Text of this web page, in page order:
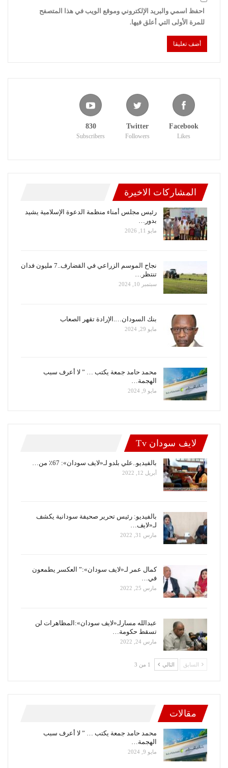
احفظ اسمي والبريد الإلكتروني وموقع الويب في هذا المتصفح
للمرة الأولى التي أعلق فيها.
Facebook
Likes
Twitter
Followers
830
Subscribers
المشاركات الاخيرة
رئيس مجلس أمناء منظمة الدعوة الإسلامية يشيد
بدور…
مايو 11, 2026
نجاح الموسم الزراعي في القضارف..7 مليون فدان
تنتظر…
سبتمبر 10, 2024
بنك السودان….الإرادة تقهر الصعاب
مايو 29, 2024
محمد حامد جمعة يكتب … ” لا أعرف سبب
الهجمة…
مايو 9, 2024
لايف سودان Tv
بالفيديو..علي بلدو لـ«لايف سودان»: 67٪ من…
أبريل 12, 2022
بالفيديو: رئيس تحرير صحيفة سودانية يكشف
لـ«لايف…
مارس 31, 2022
كمال عمر لـ«لايف سودان»:” العكسر يطمعون
في…
مارس 25, 2022
عبدالله مسارلـ«لايف سودان»:المظاهرات لن
تسقط حكومة…
مارس 24, 2022
السابق التالي 1 من 3
مقالات
محمد حامد جمعة يكتب … ” لا أعرف سبب
الهجمة…
مايو 9, 2024